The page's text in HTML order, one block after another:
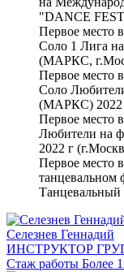
"DANCE
Первое место
Соло 1 Лига
(МАРКС,
Первое место
Соло
(МАРКС) 2022
Первое место
Любители на
2022 г
Первое место
танцевальном
Танцевальный
Селезнев Геннадий
ИНСТРУКТОР
Стаж работы Более